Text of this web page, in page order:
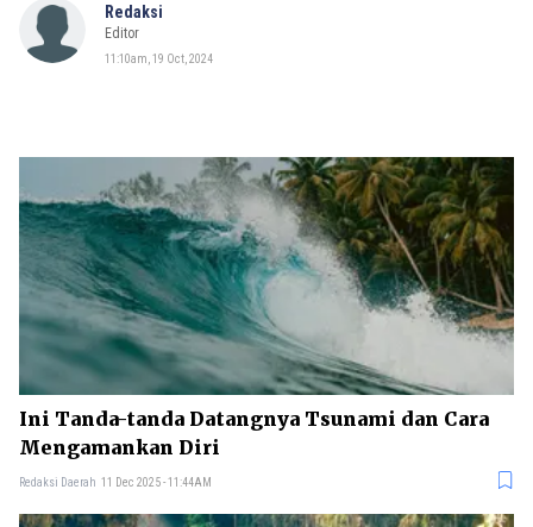
Redaksi
Editor
11:10am, 19 Oct, 2024
Ini Tanda-tanda Datangnya Tsunami dan Cara
Mengamankan Diri
Redaksi Daerah 11 Dec 2025 - 11:44AM